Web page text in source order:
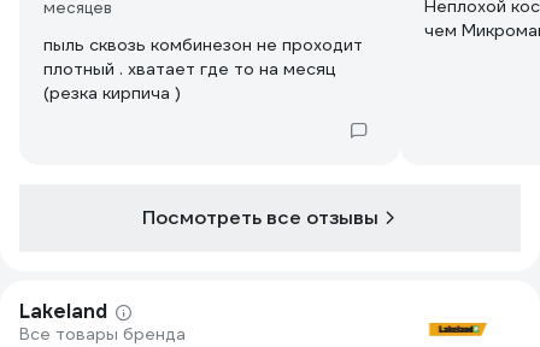
месяцев
пыль сквозь комбинезон не проходит
плотный . хватает где то на месяц
(резка кирпича )
Неплохой
чем
Посмотреть все отзывы
Lakeland
Все товары бренда